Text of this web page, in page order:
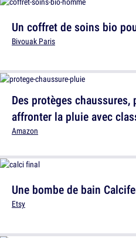
Un coffret de soins bio
Bivouak Paris
Une bombe de bain
Etsy
Des protèges chaussures,
affronter la pluie avec
Amazon